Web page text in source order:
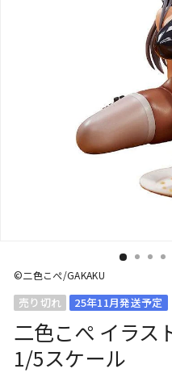
©二色こぺ/GAKAKU
売り切れ 25年11月発送予定
二色こぺ イラス
1/5スケール